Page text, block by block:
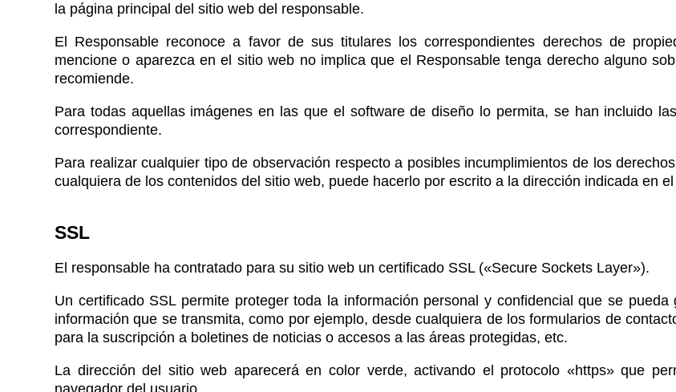
la página principal del sitio web del responsable.
El Responsable reconoce a favor de sus titulares los correspondientes derechos de
mencione o aparezca en el sitio web no implica que el Responsable tenga derecho alguno
recomiende.
Para todas aquellas imágenes en las que el software de diseño lo permita, se han incluido
correspondiente.
Para realizar cualquier tipo de observación respecto a posibles incumplimientos de los
cualquiera de los contenidos del sitio web, puede hacerlo por escrito a la dirección indicada en
SSL
El responsable ha contratado para su sitio web un certificado SSL («Secure Sockets Layer»).
Un certificado SSL permite proteger toda la información personal y confidencial que se
información que se transmita, como por ejemplo, desde cualquiera de los formularios de
para la suscripción a boletines de noticias o accesos a las áreas protegidas, etc.
La dirección del sitio web aparecerá en color verde, activando el protocolo «https» que
navegador del usuario.